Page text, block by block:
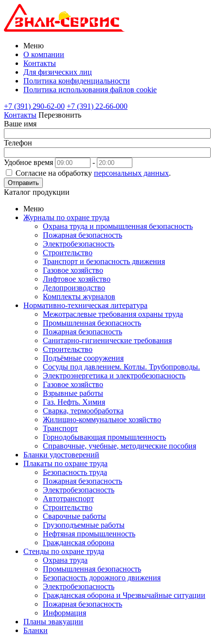
Меню
О компании
Контакты
Для физических лиц
Политика конфиденциальности
Политика использования файлов cookie
+7 (391) 290-62-00 +7 (391) 22-66-000
Контакты Перезвонить
Ваше имя
Телефон
Удобное время
-
Согласие на обработку персональных данных.
Отправить
Каталог продукции
Меню
Журналы по охране труда
Охрана труда и промышленная безопасность
Пожарная безопасность
Электробезопасность
Строительство
Транспорт и безопасность движения
Газовое хозяйство
Лифтовое хозяйство
Делопроизводство
Комплекты журналов
Нормативно-техническая литература
Межотраслевые требования охраны труда
Промышленная безопасность
Пожарная безопасность
Санитарно-гигиенические требования
Строительство
Подъёмные сооружения
Сосуды под давлением. Котлы. Трубопроводы.
Электроэнергетика и электробезопасность
Газовое хозяйство
Взрывные работы
Газ. Нефть. Химия
Сварка, термообработка
Жилищно-коммунальное хозяйство
Транспорт
Горнодобывающая промышленность
Справочные, учебные, методические пособия
Бланки удостоверений
Плакаты по охране труда
Безопасность труда
Пожарная безопасность
Электробезопасность
Автотранспорт
Строительство
Сварочные работы
Грузоподъемные работы
Нефтяная промышленность
Гражданская оборона
Стенды по охране труда
Охрана труда
Промышленная безопасность
Безопасность дорожного движения
Электробезопасность
Гражданская оборона и Чрезвычайные ситуации
Пожарная безопасность
Информация
Планы эвакуации
Бланки